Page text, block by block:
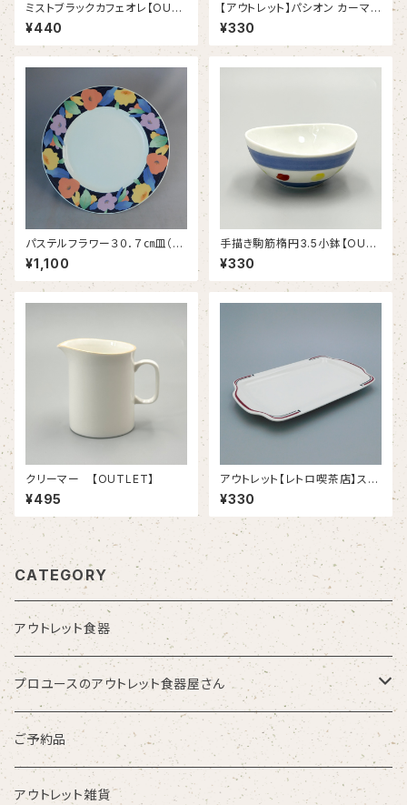
ミストブラックカフェオレ【OUT
LET】
¥440
【アウトレット】パシオン カーマイ
ンレッド １９.５ｃｍプレート（3
8/12340006B）
¥330
パステルフラワー３０．７㎝皿（21
5KG-1650）
¥1,100
手描き駒筋楕円3.5小鉢【OUT
LET】
¥330
クリーマー 【OUTLET】
¥495
アウトレット【レトロ喫茶店】スト
リームライン １１吋プラター （11
3/25）
¥330
CATEGORY
アウトレット食器
プロユースのアウトレット食器屋さん
お皿・プレート
鉢・ボウル
ご予約品
アウトレット雑貨